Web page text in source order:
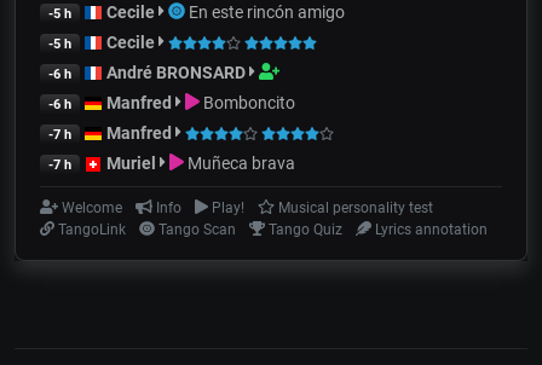
-5 h Cecile En este rincón amigo
-5 h Cecile
-6 h André BRONSARD
-6 h Manfred Bomboncito
-7 h Manfred
-7 h Muriel Muñeca brava
Welcome Info Play!
Musical personality test
TangoLink
Tango Scan Tango Quiz Lyrics annotation